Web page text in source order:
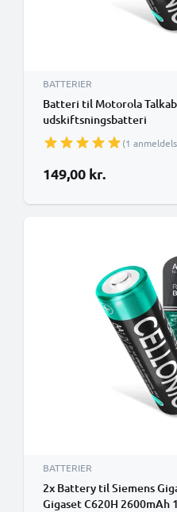
BATTERIER
Batteri til Motorola
udskiftsningsbatteri
(1
149,00 kr.
BATTERIER
2x Battery til Siemens
Gigaset C620H 2600mAh